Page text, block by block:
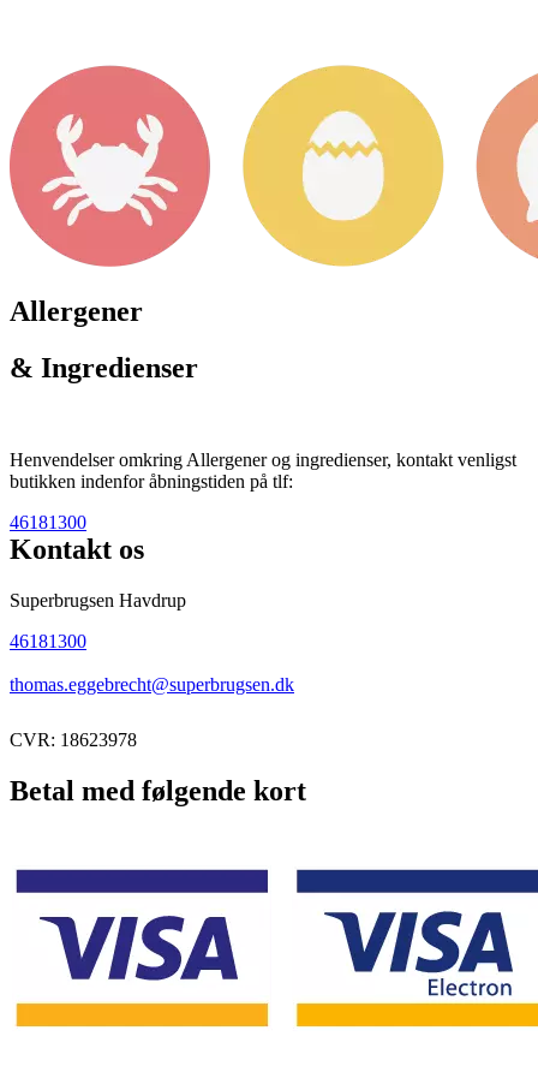
Allergener
& Ingredienser
Henvendelser omkring Allergener og ingredienser, kontakt venligst
butikken indenfor åbningstiden på tlf:
46181300
Kontakt os
Superbrugsen Havdrup
46181300
thomas.eggebrecht@superbrugsen.dk
CVR: 18623978
Betal med følgende kort